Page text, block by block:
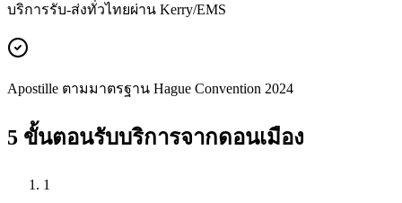
บริการรับ-ส่งทั่วไทยผ่าน Kerry/EMS
Apostille ตามมาตรฐาน Hague Convention 2024
5 ขั้นตอนรับบริการจากดอนเมือง
1